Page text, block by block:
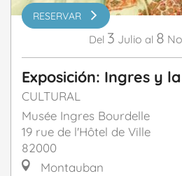
RESERVAR
Del 3 Julio al 8
Exposición: Ingres y
CULTURAL
Musée Ingres Bourdelle
19 rue de l'Hôtel de Ville
82000
Montauban